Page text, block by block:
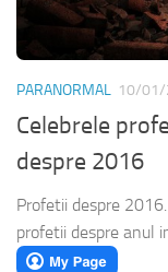
PARANORMAL 10/01/
Celebrele
despre 2016
Profetii despre
profetii despre anul